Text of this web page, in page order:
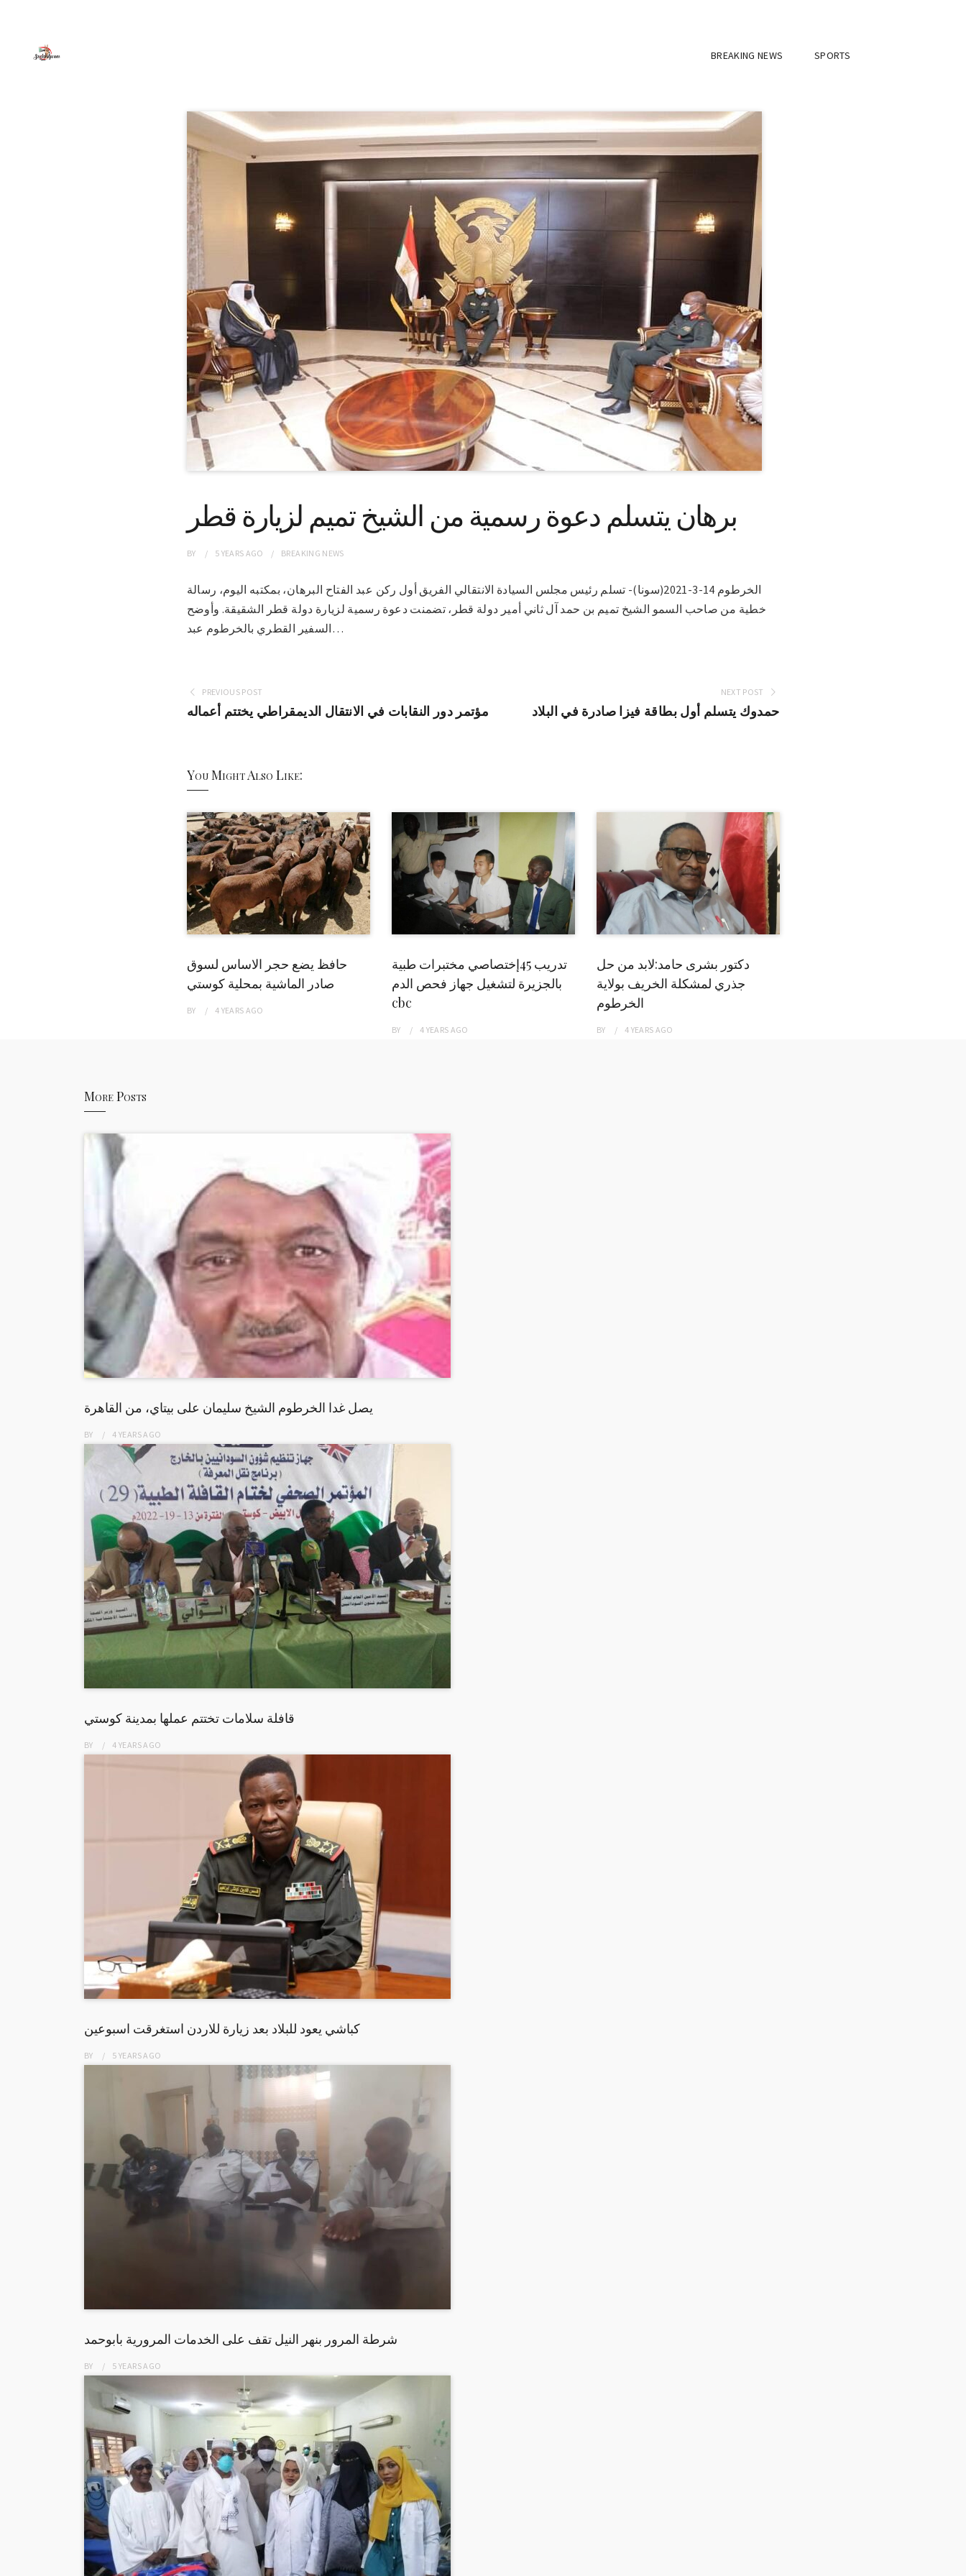
BREAKING NEWS SPORTS
برهان يتسلم دعوة رسمية من الشيخ تميم لزيارة قطر
BY 5 YEARS AGO BREAKING NEWS
الخرطوم 14-3-2021(سونا)- تسلم رئيس مجلس السيادة الانتقالي الفريق أول ركن عبد الفتاح البرهان، بمكتبه اليوم، رسالة
خطية من صاحب السمو الشيخ تميم بن حمد آل ثاني أمير دولة قطر، تضمنت دعوة رسمية لزيارة دولة قطر الشقيقة. وأوضح
السفير القطري بالخرطوم عبد…
PREVIOUS POST
مؤتمر دور النقابات في الانتقال الديمقراطي يختتم أعماله
NEXT POST
حمدوك يتسلم أول بطاقة فيزا صادرة في البلاد
You Might Also Like:
حافظ يضع حجر الاساس لسوق
صادر الماشية بمحلية كوستي
BY 4 YEARS AGO
تدريب 45إختصاصي مختبرات طبية
بالجزيرة لتشغيل جهاز فحص الدم
cbc
BY 4 YEARS AGO
دكتور بشرى حامد:لابد من حل
جذري لمشكلة الخريف بولاية
الخرطوم
BY 4 YEARS AGO
More Posts
يصل غدا الخرطوم الشيخ سليمان على بيتاي، من القاهرة
BY 4 YEARSAGO
قافلة سلامات تختتم عملها بمدينة كوستي
BY 4 YEARSAGO
كباشي يعود للبلاد بعد زيارة للاردن استغرقت اسبوعين
BY 5 YEARSAGO
شرطة المرور بنهر النيل تقف على الخدمات المرورية بابوحمد
BY 5 YEARSAGO